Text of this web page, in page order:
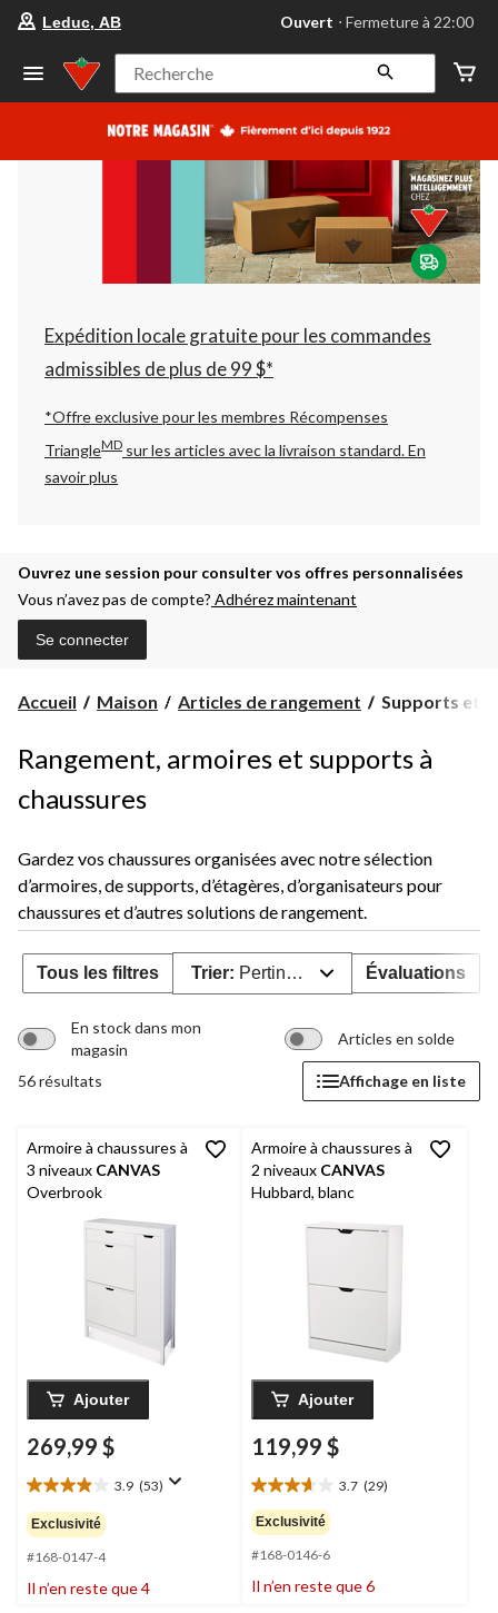
votre
préféré
Leduc,
AB,
courament
Fermeture
à
22:00
cliquer
pour
changer
Leduc, AB Ouvert ⋅ Fermeture à 22:00
Recherche
Expédition locale gratuite pour les commandes
admissibles de plus de 99 $*
*Offre exclusive pour les membres Récompenses
TriangleMD sur les articles avec la livraison standard.En
savoir plus
Ouvrez une session pour consulter vos offres personnalisées
Vous n’avez pas de compte? Adhérez maintenant
Se connecter
Accueil Maison Articles de rangement
Supports
pour
Supports et
Rangement, armoires et supports à
chaussures
Gardez vos chaussures organisées avec notre sélection
d’armoires, de supports, d’étagères, d’organisateurs pour
chaussures et d’autres solutions de rangement.
Tous les filtres Trier: Pertinence Évaluations
En stock dans mon
magasin
Articles en solde
56 résultats Affichage en liste
Armoire à chaussures à
3 niveaux CANVAS
Overbrook
Ajouter
269,99 $
3.9 (53)
3.9
étoile(s)
sur
5.
53
évaluations
Exclusivité
#168-0147-4
Il n’en reste que 4
Armoire à chaussures à
2 niveaux CANVAS
Hubbard, blanc
Ajouter
119,99 $
3.7 (29)
3.7
étoile(s)
sur
5.
29
Exclusivité
#168-0146-6
Il n’en reste que 6